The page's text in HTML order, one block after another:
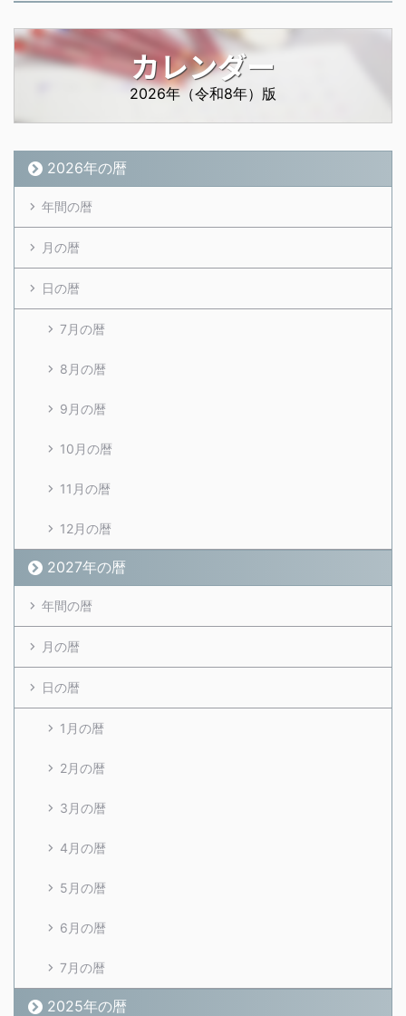
カレンダー
2026年（令和8年）版
2026年の暦
年間の暦
月の暦
日の暦
7月の暦
8月の暦
9月の暦
10月の暦
11月の暦
12月の暦
2027年の暦
年間の暦
月の暦
日の暦
1月の暦
2月の暦
3月の暦
4月の暦
5月の暦
6月の暦
7月の暦
2025年の暦